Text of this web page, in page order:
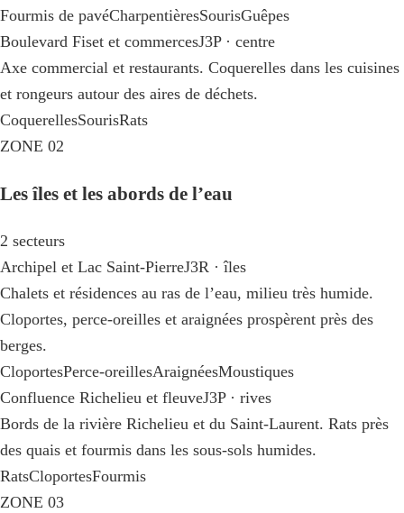
Fourmis de pavéCharpentièresSourisGuêpes
Boulevard Fiset et commercesJ3P · centre
Axe commercial et restaurants. Coquerelles dans les cuisines
et rongeurs autour des aires de déchets.
CoquerellesSourisRats
ZONE 02
Les îles et les abords de l’eau
2 secteurs
Archipel et Lac Saint-PierreJ3R · îles
Chalets et résidences au ras de l’eau, milieu très humide.
Cloportes, perce-oreilles et araignées prospèrent près des
berges.
CloportesPerce-oreillesAraignéesMoustiques
Confluence Richelieu et fleuveJ3P · rives
Bords de la rivière Richelieu et du Saint-Laurent. Rats près
des quais et fourmis dans les sous-sols humides.
RatsCloportesFourmis
ZONE 03